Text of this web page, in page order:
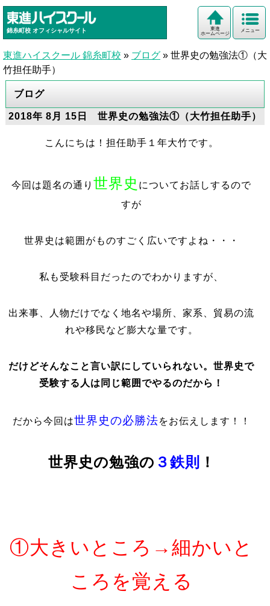
錦糸町校 オフィシャルサイト メニュー
東進
ホームページ
東進ハイスクール 錦糸町校 » ブログ » 世界史の勉強法①（大
竹担任助手）
ブログ
2018年 8月 15日 世界史の勉強法①（大竹担任助手）
こんにちは！担任助手１年大竹です。
今回は題名の通り 世界史 についてお話しするので
すが
世界史は範囲がものすごく広いですよね・・・
私も受験科目だったのでわかりますが、
出来事、人物だけでなく地名や場所、家系、貿易の流
れや移民など膨大な量です。
だけどそんなこと言い訳にしていられない。世界史で
受験する人は同じ範囲でやるのだから！
だから今回は世界史の必勝法をお伝えします！！
世界史の勉強の ３鉄則 ！
①大きいところ→細かいと
ころを覚える